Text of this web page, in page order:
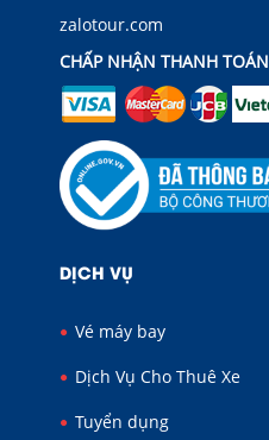
zalotour.com
CHẤP NHẬN THANH TOÁN
DỊCH VỤ
Vé máy bay
Dịch Vụ Cho Thuê Xe
Tuyển dụng